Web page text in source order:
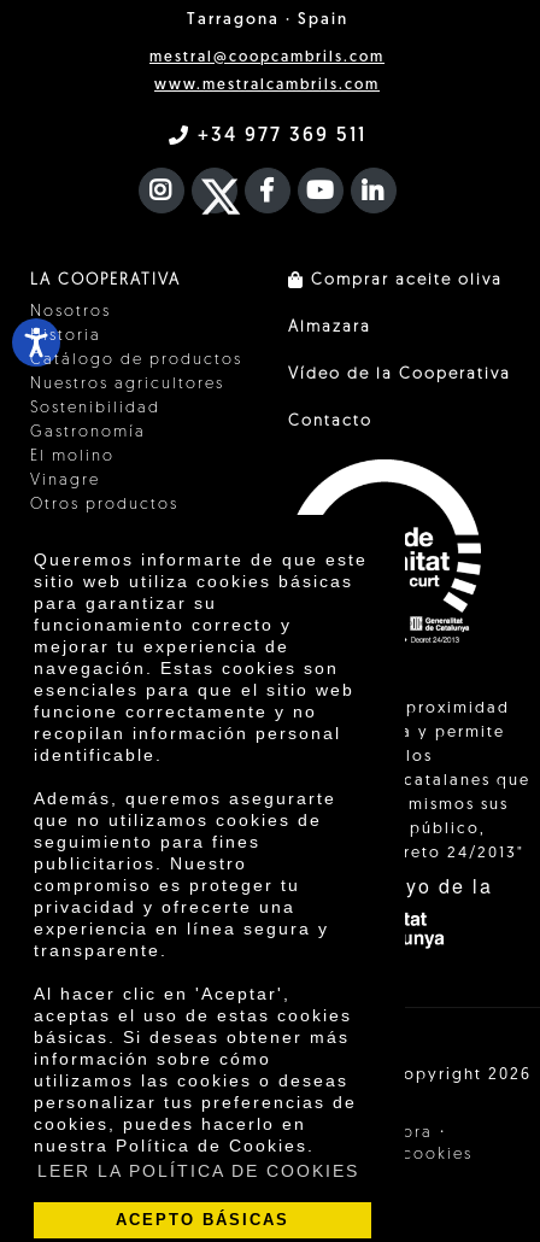
Queremos informarte de que este
sitio web utiliza cookies básicas
para garantizar su
funcionamiento correcto y
mejorar tu experiencia de
navegación. Estas cookies son
esenciales para que el sitio web
funcione correctamente y no
recopilan información personal
identificable.
Además, queremos asegurarte
que no utilizamos cookies de
seguimiento para fines
publicitarios. Nuestro
compromiso es proteger tu
privacidad y ofrecerte una
experiencia en línea segura y
transparente.
Al hacer clic en 'Aceptar',
aceptas el uso de estas cookies
básicas. Si deseas obtener más
información sobre cómo
utilizamos las cookies o deseas
personalizar tus preferencias de
cookies, puedes hacerlo en
nuestra Política de Cookies.
LEER LA POLÍTICA DE COOKIES
ACEPTO BÁSICAS
Tarragona · Spain
mestral@coopcambrils.com
www.mestralcambrils.com
+34 977 369 511
INSTAGRAM
TWITTER
FACEBOOK F
YOUTUBEFA LINKEDIN
LA COOPERATIVA
Nosotros
Historia
Catálogo de productos
Nuestros agricultores
Sostenibilidad
Gastronomía
El molino
Vinagre
Otros productos
Premios
Innovación
Comprar aceite oliva
Almazara
Vídeo de la Cooperativa
Contacto
"La venta de proximidad
está regulada y permite
identificar a los
agricultores catalanes que
venden ellos mismos sus
productos al público,
según el Decreto 24/2013"
Con el apoyo de la
Cooperativa Agrícola de Cambrils SCCL | Copyright 2026
Aviso legal· Condiciones de compra ·
Política de privacidad · Política de cookies